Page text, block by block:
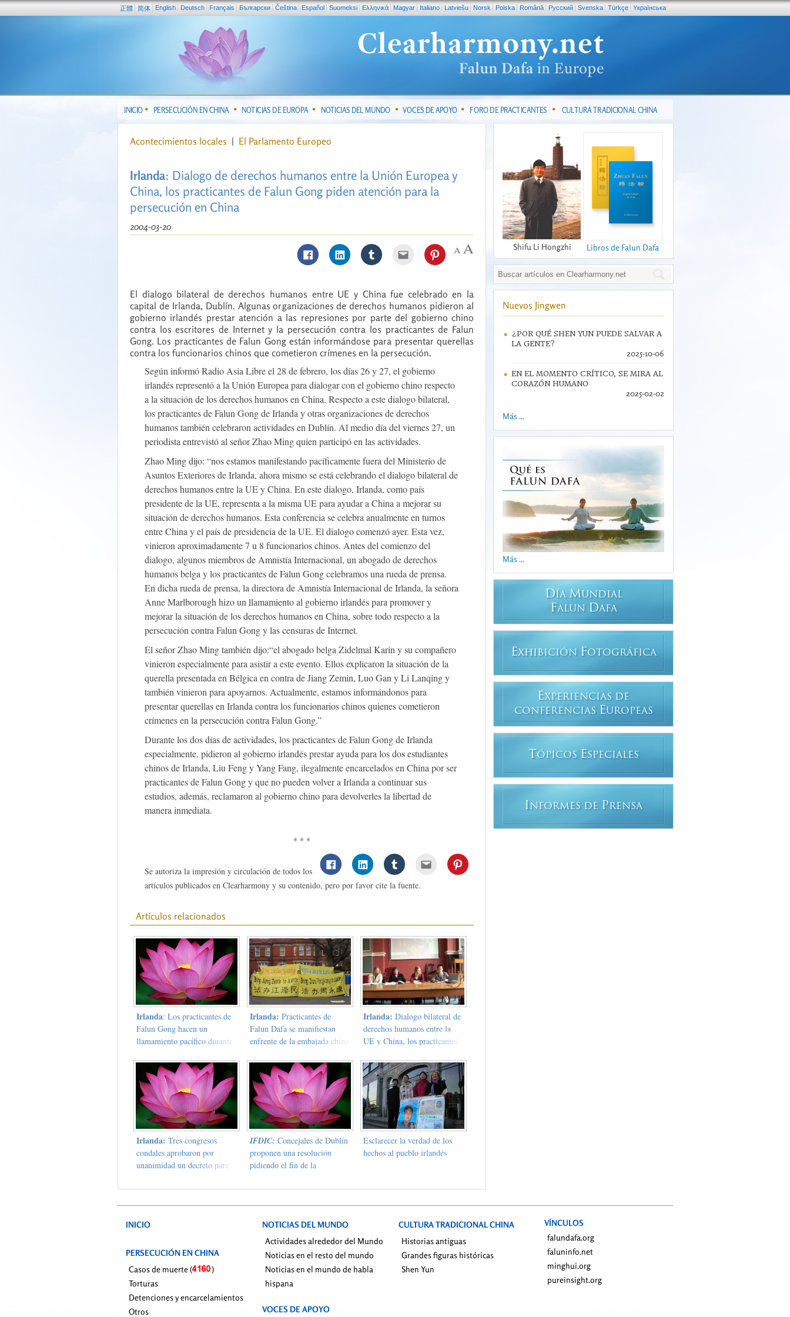
正體 简体 English Deutsch Français Български Čeština Español Suomeksi Ελληνικά Magyar Italiano Latviešu Norsk Polska Română Pусский Svenska Türkçe Yкраїнська
INICIO PERSECUCIÓN EN CHINA NOTICIAS DE EUROPA NOTICIAS DEL MUNDO VOCES DE APOYO FORO DE PRACTICANTES CULTURA TRADICIONAL CHINA
Acontecimientos locales | El Parlamento Europeo
Irlanda: Dialogo de derechos humanos entre la Unión Europea y
China, los practicantes de Falun Gong piden atención para la
persecución en China
2004-03-20
El dialogo bilateral de derechos humanos entre UE y China fue celebrado en la
capital de Irlanda, Dublín. Algunas organizaciones de derechos humanos pidieron al
gobierno irlandés prestar atención a las represiones por parte del gobierno chino
contra los escritores de Internet y la persecución contra los practicantes de Falun
Gong. Los practicantes de Falun Gong están informándose para presentar querellas
contra los funcionarios chinos que cometieron crímenes en la persecución.
Según informó Radio Asia Libre el 28 de febrero, los días 26 y 27, el gobierno
irlandés representó a la Unión Europea para dialogar con el gobierno chino respecto
a la situación de los derechos humanos en China. Respecto a este dialogo bilateral,
los practicantes de Falun Gong de Irlanda y otras organizaciones de derechos
humanos también celebraron actividades en Dublín. Al medio día del viernes 27, un
periodista entrevistó al señor Zhao Ming quien participó en las actividades.
Zhao Ming dijo: “nos estamos manifestando pacíficamente fuera del Ministerio de
Asuntos Exteriores de Irlanda, ahora mismo se está celebrando el dialogo bilateral de
derechos humanos entre la UE y China. En este dialogo, Irlanda, como país
presidente de la UE, representa a la misma UE para ayudar a China a mejorar su
situación de derechos humanos. Esta conferencia se celebra anualmente en turnos
entre China y el país de presidencia de la UE. El dialogo comenzó ayer. Esta vez,
vinieron aproximadamente 7 u 8 funcionarios chinos. Antes del comienzo del
dialogo, algunos miembros de Amnistía Internacional, un abogado de derechos
humanos belga y los practicantes de Falun Gong celebramos una rueda de prensa.
En dicha rueda de prensa, la directora de Amnistía Internacional de Irlanda, la señora
Anne Marlborough hizo un llamamiento al gobierno irlandés para promover y
mejorar la situación de los derechos humanos en China, sobre todo respecto a la
persecución contra Falun Gong y las censuras de Internet.
El señor Zhao Ming también dijo:“el abogado belga Zidelmal Karin y su compañero
vinieron especialmente para asistir a este evento. Ellos explicaron la situación de la
querella presentada en Bélgica en contra de Jiang Zemin, Luo Gan y Li Lanqing y
también vinieron para apoyarnos. Actualmente, estamos informándonos para
presentar querellas en Irlanda contra los funcionarios chinos quienes cometieron
crímenes en la persecución contra Falun Gong.”
Durante los dos días de actividades, los practicantes de Falun Gong de Irlanda
especialmente, pidieron al gobierno irlandés prestar ayuda para los dos estudiantes
chinos de Irlanda, Liu Feng y Yang Fang, ilegalmente encarcelados en China por ser
practicantes de Falun Gong y que no pueden volver a Irlanda a continuar sus
estudios, además, reclamaron al gobierno chino para devolverles la libertad de
manera inmediata.
* * *
Se autoriza la impresión y circulación de todos los
artículos publicados en Clearharmony y su contenido, pero por favor cite la fuente.
Artículos relacionados
Irlanda: Los practicantes de
Falun Gong hacen un
llamamiento pacífico durante
Europea y China para el
diálogo sobre derechos
humanos en el Castillo de
Dublín
Irlanda: Practicantes de
Falun Dafa se manifiestan
enfrente de la embajada china
Jiang, Luo, Liu y Zhou sean
puestos a disposición de la
Justicia
Irlanda: Dialogo bilateral de
derechos humanos entre la
UE y China, los practicantes
pacíficamente en las afueras
Irlanda: Tres congresos
condales aprobaron por
unanimidad un decreto para
fin a la persecución contra los
IFDIC: Concejales de Dublín
proponen una resolución
pidiendo el fin de la
practicantes de Falun Dafa en
detenidos.
Esclarecer la verdad de los
hechos al pueblo irlandés
Shifu Li Hongzhi Libros de Falun Dafa
Nuevos Jingwen
¿POR QUÉ SHEN YUN PUEDE SALVAR A
LA GENTE?
2025-10-06
EN EL MOMENTO CRÍTICO, SE MIRA AL
CORAZÓN HUMANO
2025-02-02
Más ...
Más ...
DÍA MUNDIAL
FALUN DAFA
EXHIBICIÓN FOTOGRÁFICA
EXPERIENCIAS DE
CONFERENCIAS EUROPEAS
T ÓPICOS ESPECIALES
INFORMES DE PRENSA
INICIO
PERSECUCIÓN EN CHINA
Casos de muerte (
)
Torturas
Detenciones y encarcelamientos
Otros
NOTICIAS DEL MUNDO
Actividades alrededor del Mundo
Noticias en el resto del mundo
Noticias en el mundo de habla
hispana
VOCES DE APOYO
CULTURA TRADICIONAL CHINA
Historias antiguas
Grandes figuras históricas
Shen Yun
VÍNCULOS
falundafa.org
faluninfo.net
minghui.org
pureinsight.org